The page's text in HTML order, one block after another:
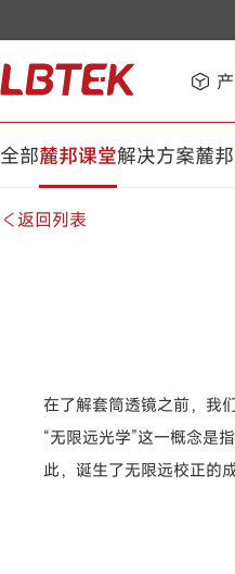
全部麓邦课堂解决方案麓
返回列表
在了解套筒透镜之前，我
“无限远光学”这一概念是
此，诞生了无限远校正的